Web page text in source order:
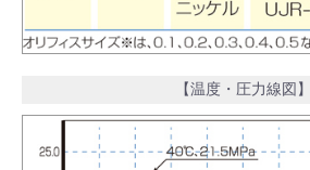
【温度・圧力線図】